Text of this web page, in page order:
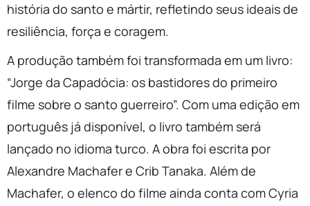
história do santo e mártir, refletindo seus ideais de
resiliência, força e coragem.
A produção também foi transformada em um livro:
“Jorge da Capadócia: os bastidores do primeiro
filme sobre o santo guerreiro”. Com uma edição em
português já disponível, o livro também será
lançado no idioma turco. A obra foi escrita por
Alexandre Machafer e Crib Tanaka. Além de
Machafer, o elenco do filme ainda conta com Cyria